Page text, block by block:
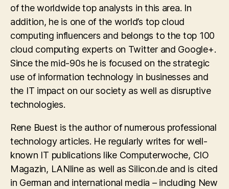
of the worldwide top analysts in this area. In
addition, he is one of the world’s top cloud
computing influencers and belongs to the top 100
cloud computing experts on Twitter and Google+.
Since the mid-90s he is focused on the strategic
use of information technology in businesses and
the IT impact on our society as well as disruptive
technologies.
Rene Buest is the author of numerous professional
technology articles. He regularly writes for well-
known IT publications like Computerwoche, CIO
Magazin, LANline as well as Silicon.de and is cited
in German and international media – including New